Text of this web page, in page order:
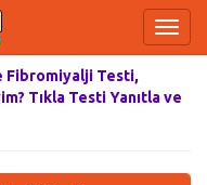
Fibromiyalji Testi,
Tıkla Testi Yanıtla ve